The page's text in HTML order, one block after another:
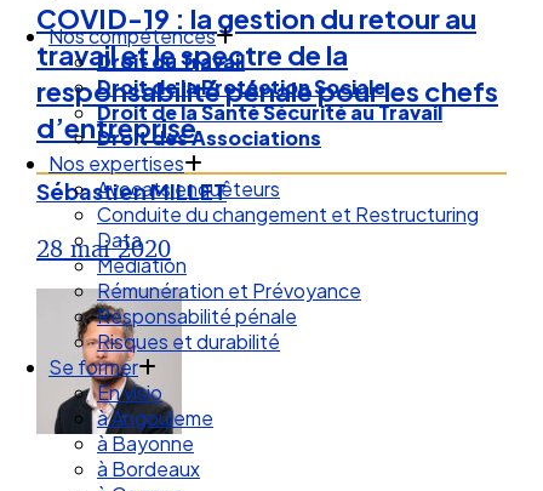
Nos compétences
Droit du Travail
Droit de la Protection Sociale
Droit de la Santé Sécurité au Travail
Droit des Associations
Nos expertises
Avocats enquêteurs
Conduite du changement et Restructuring
Data
Médiation
Rémunération et Prévoyance
Responsabilité pénale
Risques et durabilité
Se former
En visio
à Angouleme
à Bayonne
à Bordeaux
COVID-19 : la gestion du retour au
travail et le spectre de la
responsabilité pénale pour les chefs
d’entreprise
Sébastien MILLET
28 mai 2020